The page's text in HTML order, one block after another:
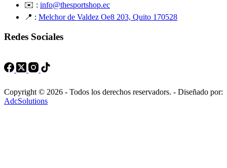
✉️ : info@thesportshop.ec
📍 : Melchor de Valdez Oe8 203, Quito 170528
Redes Sociales
Copyright © 2026 - Todos los derechos reservadors. - Diseñado por:
AdcSolutions